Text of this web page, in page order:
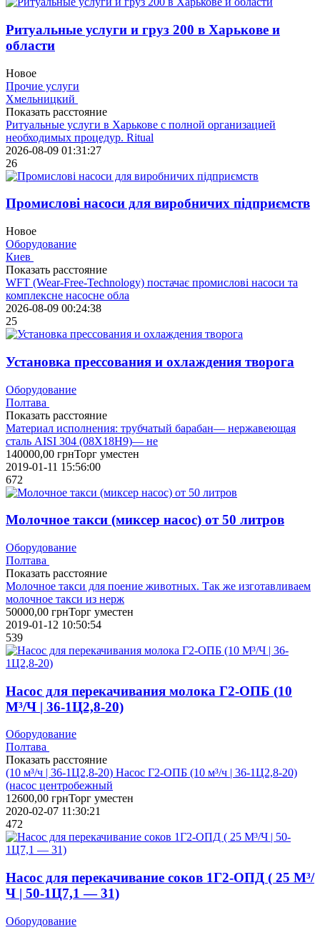
Ритуальные услуги и груз 200 в Харькове и
области
Новое
Прочие услуги
Хмельницкий
Показать расстояние
Ритуальные услуги в Харькове с полной организацией
необходимых процедур. Ritual
2026-08-09 01:31:27
26
Промислові насоси для виробничих підприємств
Новое
Оборудование
Киев
Показать расстояние
WFT (Wear-Free-Technology) постачає промислові насоси та
комплексне насосне обла
2026-08-09 00:24:38
25
Установка прессования и охлаждения творога
Оборудование
Полтава
Показать расстояние
Материал исполнения: трубчатый барабан— нержавеющая
сталь AISI 304 (08Х18Н9)— не
140000,00 грнТорг уместен
2019-01-11 15:56:00
672
Молочное такси (миксер насос) от 50 литров
Оборудование
Полтава
Показать расстояние
Молочное такси для поение животных. Так же изготавливаем
молочное такси из нерж
50000,00 грнТорг уместен
2019-01-12 10:50:54
539
Насос для перекачивания молока Г2-ОПБ (10
М³/Ч | 36-1Ц2,8-20)
Оборудование
Полтава
Показать расстояние
(10 м³/ч | 36-1Ц2,8-20) Насос Г2-ОПБ (10 м³/ч | 36-1Ц2,8-20)
(насос центробежный
12600,00 грнТорг уместен
2020-02-07 11:30:21
472
Насос для перекачивание соков 1Г2-ОПД ( 25 М³/
Ч | 50-1Ц7,1 — 31)
Оборудование